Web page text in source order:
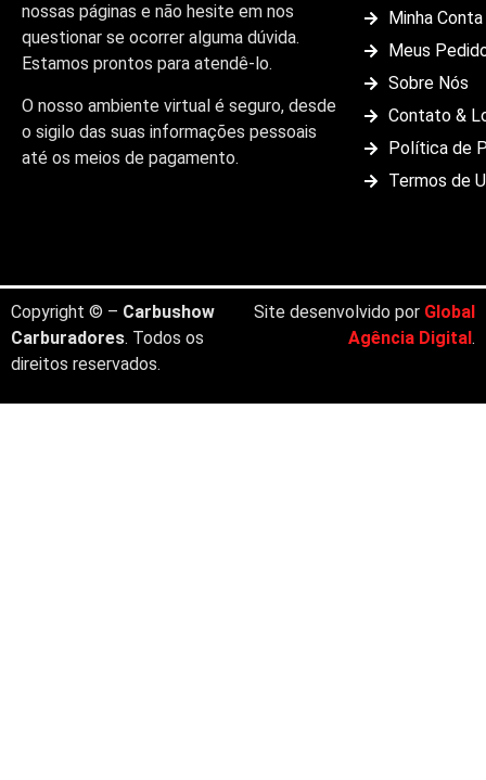
nossas páginas e não hesite em nos
questionar se ocorrer alguma dúvida.
Estamos prontos para atendê-lo.
O nosso ambiente virtual é seguro, desde
o sigilo das suas informações pessoais
até os meios de pagamento.
Minha Conta
Meus
Sobre Nós
Contato &
Política de
Termos de
Copyright © – Carbushow
Carburadores. Todos os
direitos reservados.
Site desenvolvido por Global
Agência Digital.